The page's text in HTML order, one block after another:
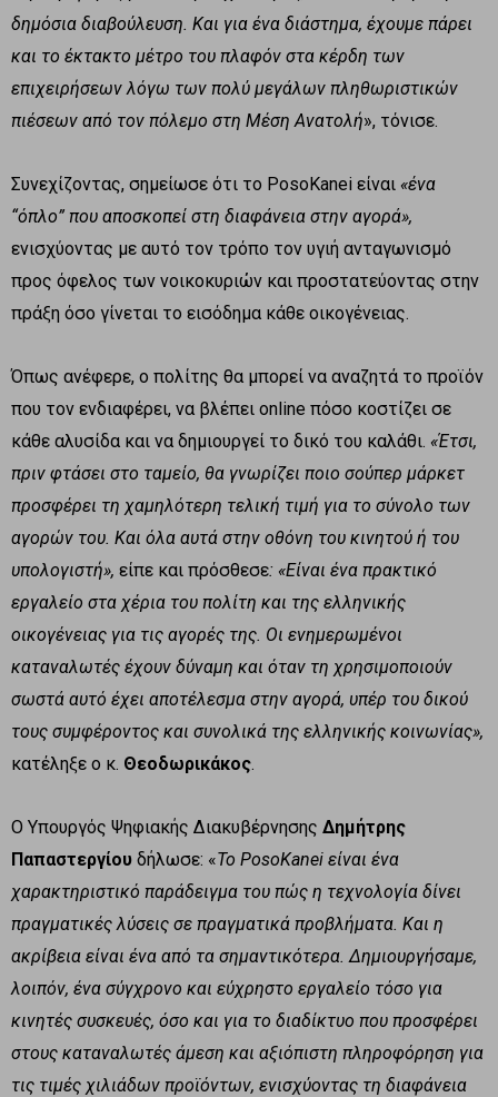
δημόσια διαβούλευση. Και για ένα διάστημα, έχουμε πάρει
και το έκτακτο μέτρο του πλαφόν στα κέρδη των
επιχειρήσεων λόγω των πολύ μεγάλων πληθωριστικών
πιέσεων από τον πόλεμο στη Μέση Ανατολή», τόνισε.
Συνεχίζοντας, σημείωσε ότι το PosoKanei είναι «ένα
“όπλο” που αποσκοπεί στη διαφάνεια στην αγορά»,
ενισχύοντας με αυτό τον τρόπο τον υγιή ανταγωνισμό
προς όφελος των νοικοκυριών και προστατεύοντας στην
πράξη όσο γίνεται το εισόδημα κάθε οικογένειας.
Όπως ανέφερε, ο πολίτης θα μπορεί να αναζητά το προϊόν
που τον ενδιαφέρει, να βλέπει online πόσο κοστίζει σε
κάθε αλυσίδα και να δημιουργεί το δικό του καλάθι. «Έτσι,
πριν φτάσει στο ταμείο, θα γνωρίζει ποιο σούπερ μάρκετ
προσφέρει τη χαμηλότερη τελική τιμή για το σύνολο των
αγορών του. Και όλα αυτά στην οθόνη του κινητού ή του
υπολογιστή», είπε και πρόσθεσε: «Είναι ένα πρακτικό
εργαλείο στα χέρια του πολίτη και της ελληνικής
οικογένειας για τις αγορές της. Οι ενημερωμένοι
καταναλωτές έχουν δύναμη και όταν τη χρησιμοποιούν
σωστά αυτό έχει αποτέλεσμα στην αγορά, υπέρ του δικού
τους συμφέροντος και συνολικά της ελληνικής κοινωνίας»,
κατέληξε ο κ. Θεοδωρικάκος.
Ο Υπουργός Ψηφιακής Διακυβέρνησης Δημήτρης
Παπαστεργίου δήλωσε: «Το PosoKanei είναι ένα
χαρακτηριστικό παράδειγμα του πώς η τεχνολογία δίνει
πραγματικές λύσεις σε πραγματικά προβλήματα. Και η
ακρίβεια είναι ένα από τα σημαντικότερα. Δημιουργήσαμε,
λοιπόν, ένα σύγχρονο και εύχρηστο εργαλείο τόσο για
κινητές συσκευές, όσο και για το διαδίκτυο που προσφέρει
στους καταναλωτές άμεση και αξιόπιστη πληροφόρηση για
τις τιμές χιλιάδων προϊόντων, ενισχύοντας τη διαφάνεια